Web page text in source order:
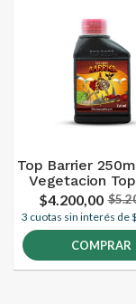
Top Barrier
Vegetacion
$4.200,00
3 cuotas sin interés de
COMPRAR